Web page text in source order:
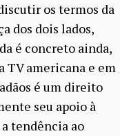
os termos da
dos dois lados,
é concreto ainda,
TV americana e em
é um direito
seu apoio à
tendência ao